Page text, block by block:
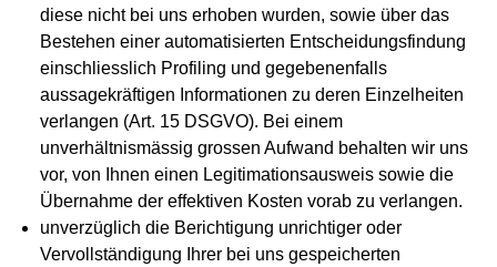
diese nicht bei uns erhoben wurden, sowie über das
Bestehen einer automatisierten Entscheidungsfindung
einschliesslich Profiling und gegebenenfalls
aussagekräftigen Informationen zu deren Einzelheiten
verlangen (Art. 15 DSGVO). Bei einem
unverhältnismässig grossen Aufwand behalten wir uns
vor, von Ihnen einen Legitimationsausweis sowie die
Übernahme der effektiven Kosten vorab zu verlangen.
unverzüglich die Berichtigung unrichtiger oder
Vervollständigung Ihrer bei uns gespeicherten